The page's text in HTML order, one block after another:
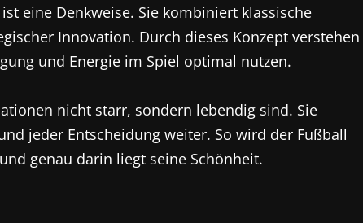
eine Denkweise. Sie kombiniert klassische
Innovation. Durch dieses Konzept verstehen
und Energie im Spiel optimal nutzen.
nicht starr, sondern lebendig sind. Sie
jeder Entscheidung weiter. So wird der Fußball
genau darin liegt seine Schönheit.